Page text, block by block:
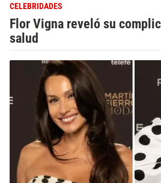
CELEBRIDADES
Flor Vigna reveló su
salud